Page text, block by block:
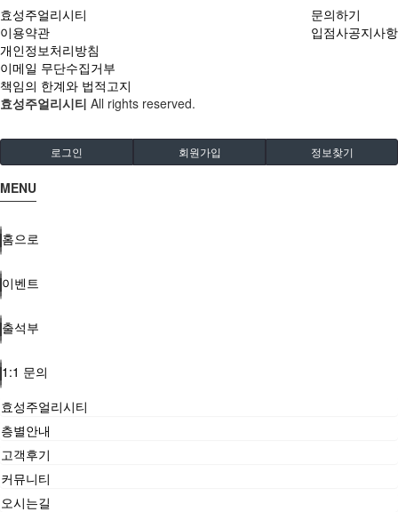
효성주얼리시티
이용약관
개인정보처리방침
이메일 무단수집거부
책임의 한계와 법적고지
문의하기
입점사공지사항
효성주얼리시티 All rights reserved.
로그인 회원가입 정보찾기
MENU
홈으로
이벤트
출석부
1:1 문의
효성주얼리시티
층별안내
고객후기
커뮤니티
오시는길